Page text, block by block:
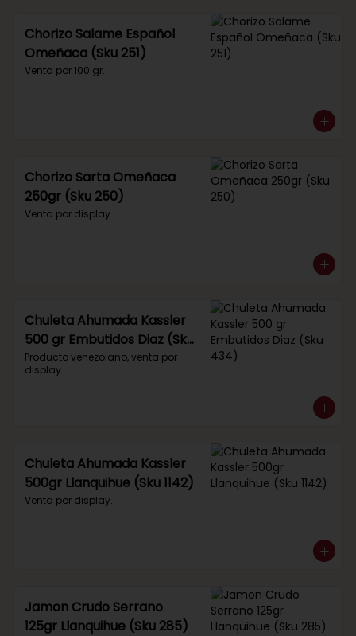
Chorizo Salame Español
Omeñaca (Sku 251)
Venta por 100 gr.
Chorizo Sarta Omeñaca
250gr (Sku 250)
Venta por display.
Chuleta Ahumada Kassler
500 gr Embutidos Diaz (Sku
434)
Producto venezolano, venta por
display.
Chuleta Ahumada Kassler
500gr Llanquihue (Sku 1142)
Venta por display.
Jamon Crudo Serrano
125gr Llanquihue (Sku 285)